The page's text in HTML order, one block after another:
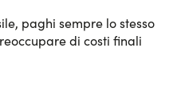
paghi sempre lo stesso
di costi finali